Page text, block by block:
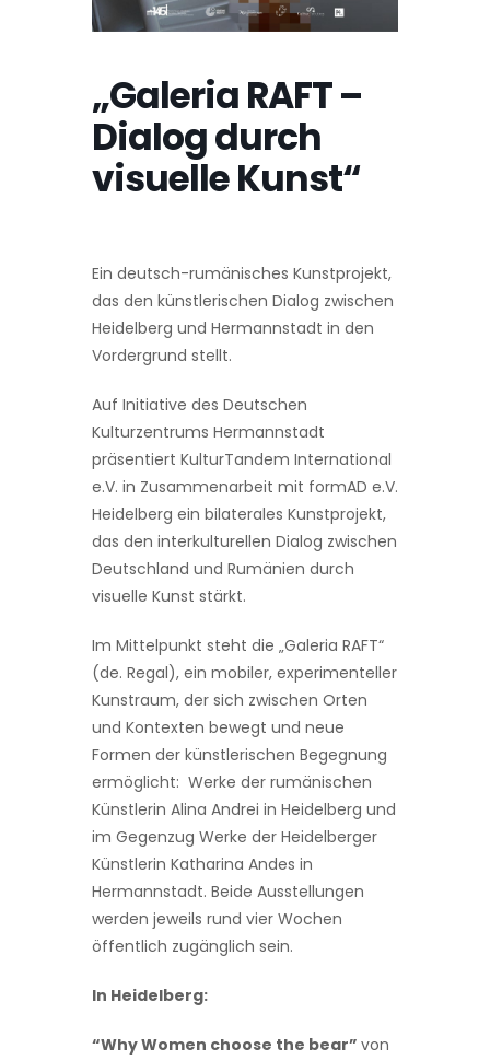
„Galeria RAFT –
Dialog durch
visuelle Kunst“
Ein deutsch-rumänisches Kunstprojekt,
das den künstlerischen Dialog zwischen
Heidelberg und Hermannstadt in den
Vordergrund stellt.
Auf Initiative des Deutschen
Kulturzentrums Hermannstadt
präsentiert KulturTandem International
e.V. in Zusammenarbeit mit formAD e.V.
Heidelberg ein bilaterales Kunstprojekt,
das den interkulturellen Dialog zwischen
Deutschland und Rumänien durch
visuelle Kunst stärkt.
Im Mittelpunkt steht die „Galeria RAFT“
(de. Regal), ein mobiler, experimenteller
Kunstraum, der sich zwischen Orten
und Kontexten bewegt und neue
Formen der künstlerischen Begegnung
ermöglicht: Werke der rumänischen
Künstlerin Alina Andrei in Heidelberg und
im Gegenzug Werke der Heidelberger
Künstlerin Katharina Andes in
Hermannstadt. Beide Ausstellungen
werden jeweils rund vier Wochen
öffentlich zugänglich sein.
In Heidelberg:
“Why Women choose the bear” von